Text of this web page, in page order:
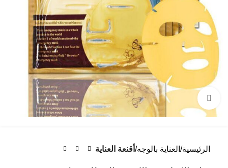
انقر للتكبير
الرئيسية العناية بالوجه أقنعة العناية